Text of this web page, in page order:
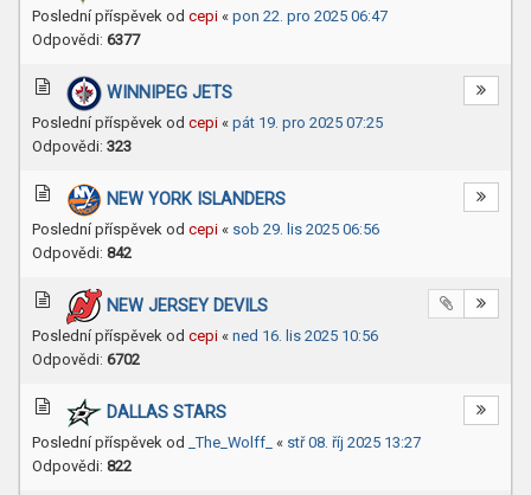
Poslední příspěvek od cepi « pon 22. pro 2025 06:47
Odpovědi: 6377
WINNIPEG JETS
Poslední příspěvek od cepi « pát 19. pro 2025 07:25
Odpovědi: 323
NEW YORK ISLANDERS
Poslední příspěvek od cepi « sob 29. lis 2025 06:56
Odpovědi: 842
NEW JERSEY DEVILS
Poslední příspěvek od cepi « ned 16. lis 2025 10:56
Odpovědi: 6702
DALLAS STARS
Poslední příspěvek od _The_Wolff_ « stř 08. říj 2025 13:27
Odpovědi: 822